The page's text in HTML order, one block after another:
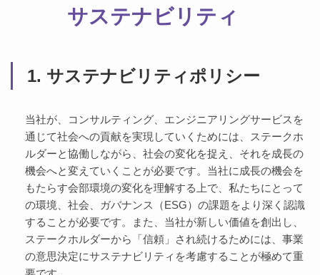
サステナビリティ
1. サステナビリティポリシー
当社が、コンサルティング、エンジニアリングサービスを
通じて社会への貢献を実現していくためには、ステークホ
ルダーと協働しながら、社会の変化を捉え、それを成長の
機会へと変えていくことが必要です。当社に成長の機会を
もたらす会部環境の変化を理解する上で、私たちにとって
の環境、社会、ガバナンス（ESG）の課題をより深く認識
することが必要です。また、当社が新しい価値を創出し、
ステークホルダーから「信頼」され続けるためには、事業
の意思決定にサステナビリティを考慮することが極めて重